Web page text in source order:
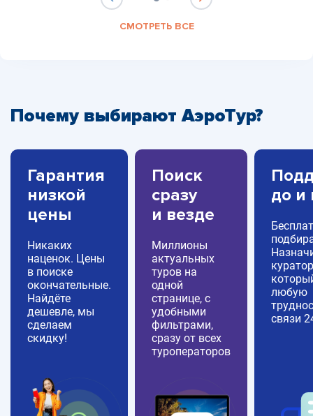
СМОТРЕТЬ ВСЕ
Почему выбирают АэроТур?
Гарантия
низкой
цены
Никаких
наценок. Цены
в поиске
окончательные.
Найдёте
дешевле, мы
сделаем
скидку!
Поиск
сразу
и везде
Миллионы
актуальных
туров на
одной
странице, с
удобными
фильтрами,
сразу от всех
туроператоров
до и
любую
связи